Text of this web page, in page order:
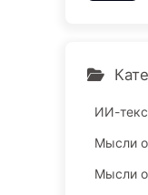
ИИ-
Мысли
Мысли